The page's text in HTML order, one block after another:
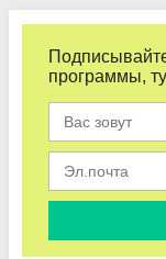
программы,